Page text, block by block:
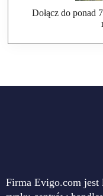
Dołącz do ponad
Firma Evigo.com